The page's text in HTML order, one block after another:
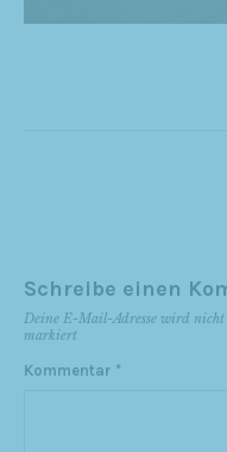
Schreibe einen
Deine E-Mail-Adresse wird nicht
markiert
Kommentar *